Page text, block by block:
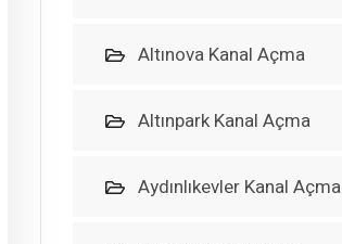
Altınova Kanal Açma
Altınpark Kanal Açma
Aydınlıkevler Kanal Açma